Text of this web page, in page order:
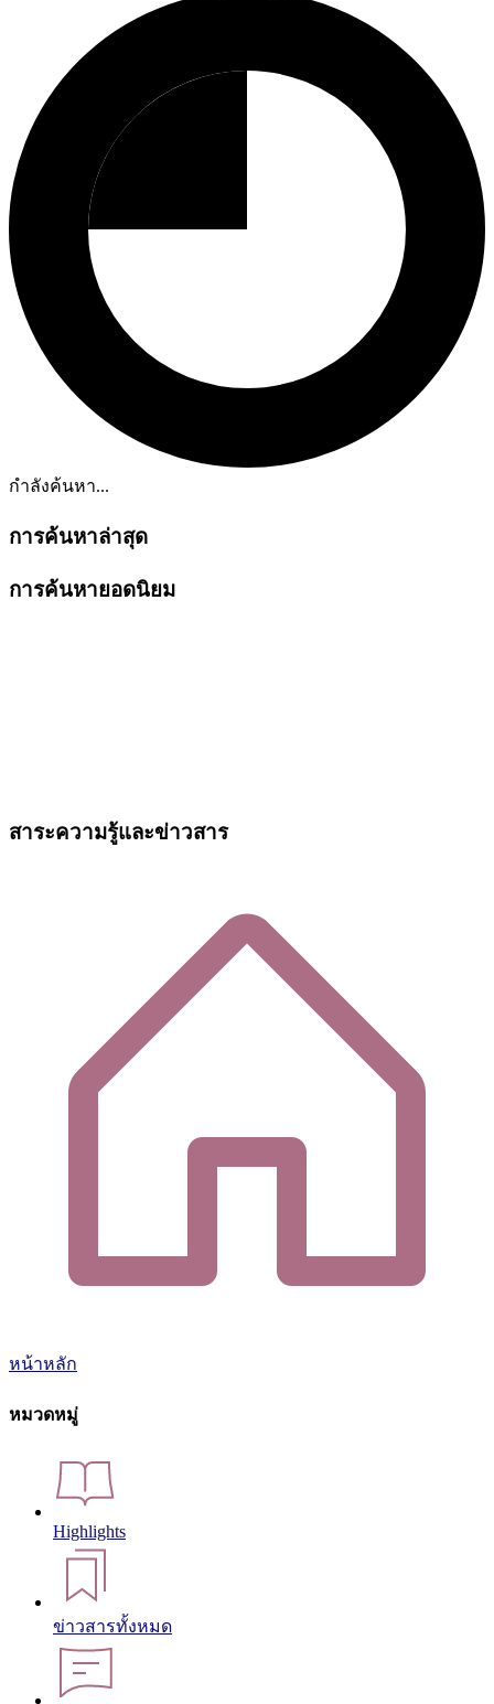
กำลังค้นหา...
การค้นหาล่าสุด
การค้นหายอดนิยม
สาระความรู้และข่าวสาร
หน้าหลัก
หมวดหมู่
Highlights
ข่าวสารทั้งหมด